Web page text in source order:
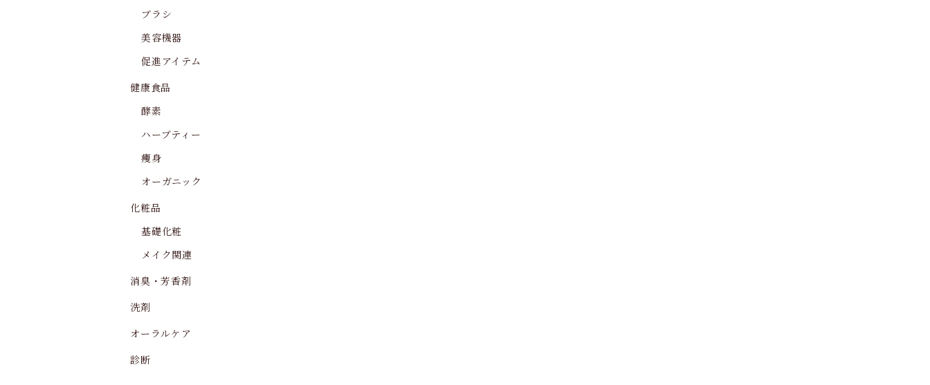
ブラシ
美容機器
促進アイテム
健康食品
酵素
ハーブティー
痩身
オーガニック
化粧品
基礎化粧
メイク関連
消臭・芳香剤
洗剤
オーラルケア
診断